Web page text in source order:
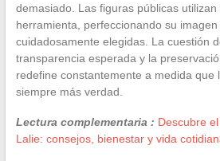
demasiado. Las figuras públicas
herramienta, perfeccionando su
cuidadosamente elegidas. La cuestión
transparencia esperada y la
redefine constantemente a medida que
siempre más verdad.
Lectura complementaria : Descubre
Lalie: consejos, bienestar y vida